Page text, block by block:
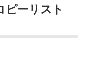
ピーリスト